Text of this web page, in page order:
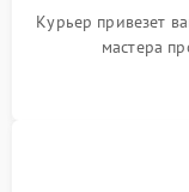
Курьер привезет
мастера